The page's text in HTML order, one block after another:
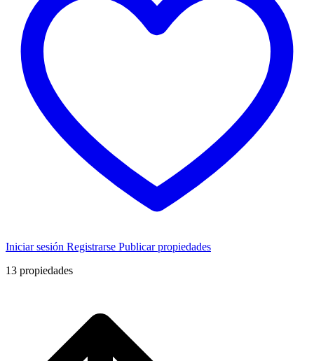
Iniciar sesión Registrarse Publicar propiedades
13 propiedades